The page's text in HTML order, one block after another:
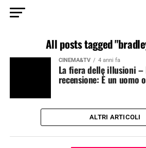
All posts tagged
CINEMA&TV 4 anni fa
La fiera delle illusioni –
recensione: È un uomo
ALTRI ARTICOLI